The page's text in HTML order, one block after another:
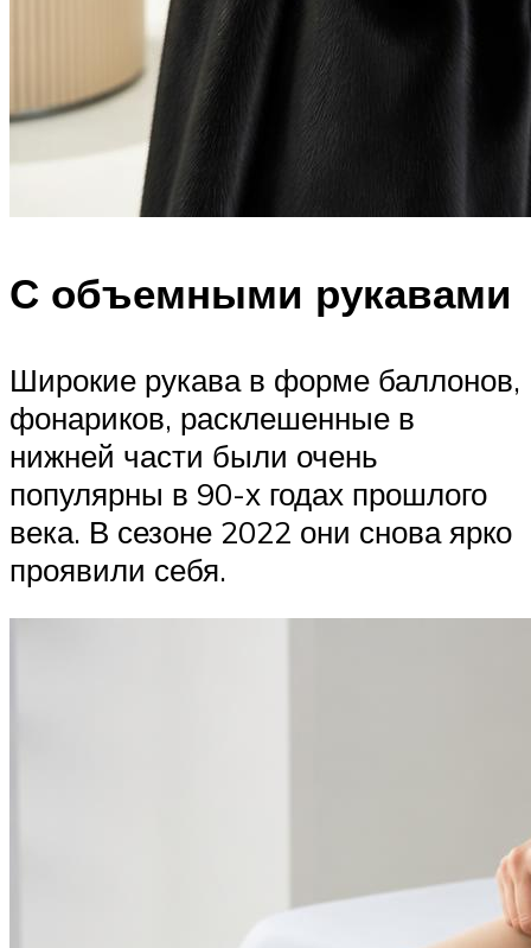
С объемными рукавами
Широкие рукава в форме баллонов,
фонариков, расклешенные в
нижней части были очень
популярны в 90-х годах прошлого
века. В сезоне 2022 они снова ярко
проявили себя.